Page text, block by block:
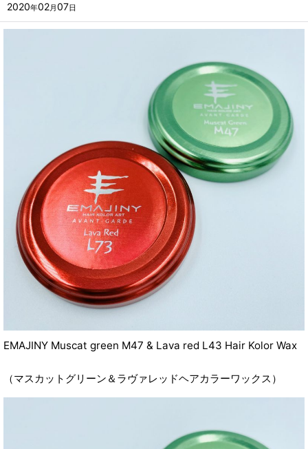
2020年02月 07日
EMAJINY Muscat green M47 & Lava red L43 Hair Kolor Wax
（マスカットグリーン＆ラヴァレッドヘアカラーワックス）